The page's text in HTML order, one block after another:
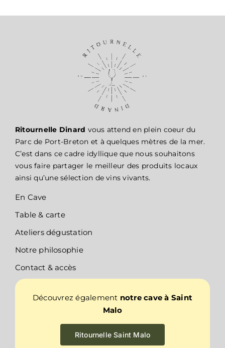
Ritournelle Dinard vous attend en plein coeur du
Parc de Port-Breton et à quelques mètres de la mer.
C’est dans ce cadre idyllique que nous souhaitons
vous faire partager le meilleur des produits locaux
ainsi qu’une sélection de vins vivants.
En Cave
Table & carte
Ateliers dégustation
Notre philosophie
Contact & accès
Découvrez également notre cave à Saint
Malo
Ritournelle Saint Malo